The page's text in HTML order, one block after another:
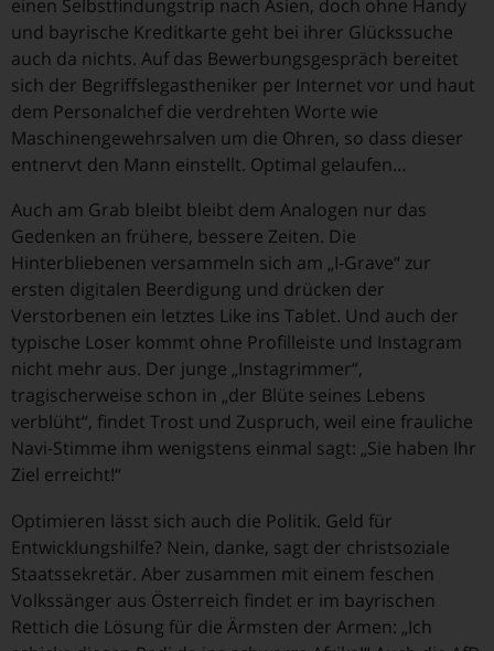
einen Selbstfindungstrip nach Asien, doch ohne Handy
und bayrische Kreditkarte geht bei ihrer Glückssuche
auch da nichts. Auf das Bewerbungsgespräch bereitet
sich der Begriffslegastheniker per Internet vor und haut
dem Personalchef die verdrehten Worte wie
Maschinengewehrsalven um die Ohren, so dass dieser
entnervt den Mann einstellt. Optimal gelaufen…
Auch am Grab bleibt bleibt dem Analogen nur das
Gedenken an frühere, bessere Zeiten. Die
Hinterbliebenen versammeln sich am „I-Grave“ zur
ersten digitalen Beerdigung und drücken der
Verstorbenen ein letztes Like ins Tablet. Und auch der
typische Loser kommt ohne Profilleiste und Instagram
nicht mehr aus. Der junge „Instagrimmer“,
tragischerweise schon in „der Blüte seines Lebens
verblüht“, findet Trost und Zuspruch, weil eine frauliche
Navi-Stimme ihm wenigstens einmal sagt: „Sie haben Ihr
Ziel erreicht!“
Optimieren lässt sich auch die Politik. Geld für
Entwicklungshilfe? Nein, danke, sagt der christsoziale
Staatssekretär. Aber zusammen mit einem feschen
Volkssänger aus Österreich findet er im bayrischen
Rettich die Lösung für die Ärmsten der Armen: „Ich